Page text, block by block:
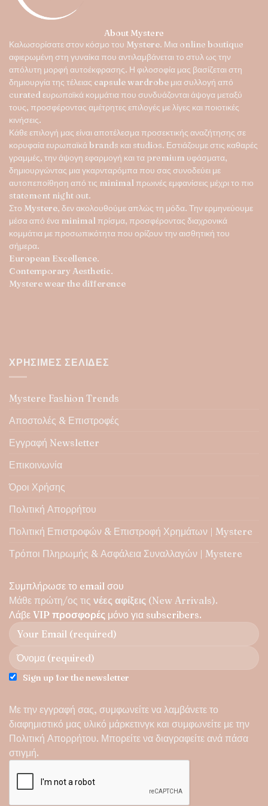
σελίδα
του
προϊόντος
About Mystere
Καλωσορίσατε στον κόσμο του Mystere. Μια online boutique
αφιερωμένη στη γυναίκα που αντιλαμβάνεται το στυλ ως την
απόλυτη μορφή αυτοέκφρασης. Η φιλοσοφία μας βασίζεται στη
δημιουργία της τέλειας capsule wardrobe μια συλλογή από
curated ευρωπαϊκά κομμάτια που συνδυάζονται άψογα μεταξύ
τους, προσφέροντας αμέτρητες επιλογές με λίγες και ποιοτικές
κινήσεις.
Κάθε επιλογή μας είναι αποτέλεσμα προσεκτικής αναζήτησης σε
κορυφαία ευρωπαϊκά brands και studios. Εστιάζουμε στις καθαρές
γραμμές, την άψογη εφαρμογή και τα premium υφάσματα,
δημιουργώντας μια γκαρνταρόμπα που σας συνοδεύει με
αυτοπεποίθηση από τις minimal πρωινές εμφανίσεις μέχρι το πιο
statement night out.
Στο Mystere, δεν ακολουθούμε απλώς τη μόδα. Την ερμηνεύουμε
μέσα από ένα minimal πρίσμα, προσφέροντας διαχρονικά
κομμάτια με προσωπικότητα που ορίζουν την αισθητική του
σήμερα.
European Excellence.
Contemporary Aesthetic.
Mystere wear the difference
ΧΡΉΣΙΜΕΣ ΣΕΛΊΔΕΣ
Mystere Fashion Trends
Αποστολές & Επιστροφές
Εγγραφή Newsletter
Επικοινωνία
Όροι Χρήσης
Πολιτική Απορρήτου
Πολιτική Επιστροφών & Επιστροφή Χρημάτων | Mystere
Τρόποι Πληρωμής & Ασφάλεια Συναλλαγών | Mystere
Συμπλήρωσε το email σου
Μάθε πρώτη/ος τις νέες αφίξεις (New Arrivals).
Λάβε VIP προσφορές μόνο για subscribers.
Sign up for the newsletter
Με την εγγραφή σας, συμφωνείτε να λαμβάνετε το
διαφημιστικό μας υλικό μάρκετινγκ και συμφωνείτε με την
Πολιτική Απορρήτου. Μπορείτε να διαγραφείτε ανά πάσα
στιγμή.